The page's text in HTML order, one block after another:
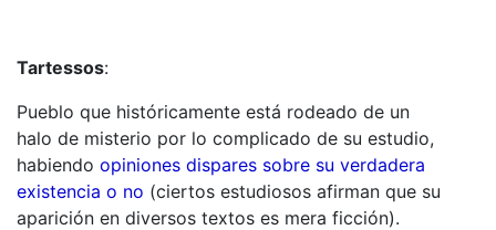
Tartessos:
Pueblo que históricamente está rodeado de un
halo de misterio por lo complicado de su estudio,
habiendo opiniones dispares sobre su verdadera
existencia o no (ciertos estudiosos afirman que su
aparición en diversos textos es mera ficción).